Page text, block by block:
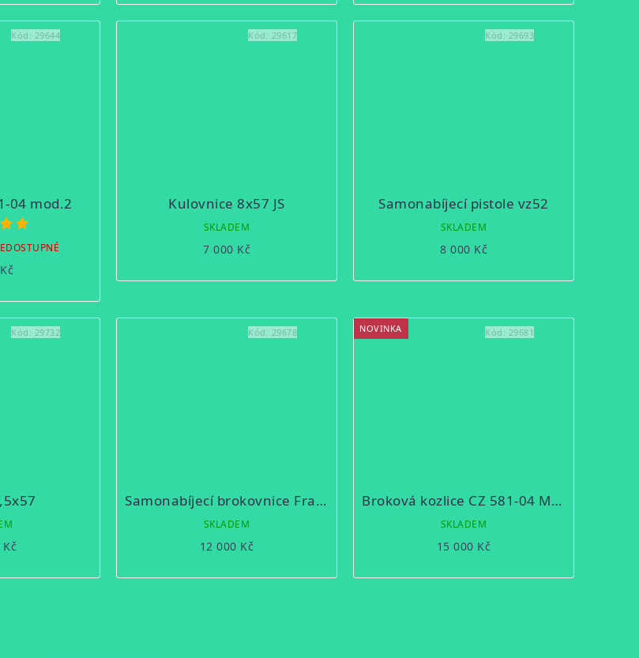
04 mod.2
Průměrné
hodnocení
5
Kód: 29644
Kulovnice 8x57 JS
SKLADEM
7 000 Kč
Kód: 29617
Samonabíjecí pistole vz52
SKLADEM
8 000 Kč
Kód: 29693
Kód: 29732
Samonabíjecí brokovnice Franchi 48 AL
SKLADEM
12 000 Kč
Kód: 29678 NOVINKA
Broková kozlice CZ 581-04 Mod.3
SKLADEM
15 000 Kč
Kód: 29681